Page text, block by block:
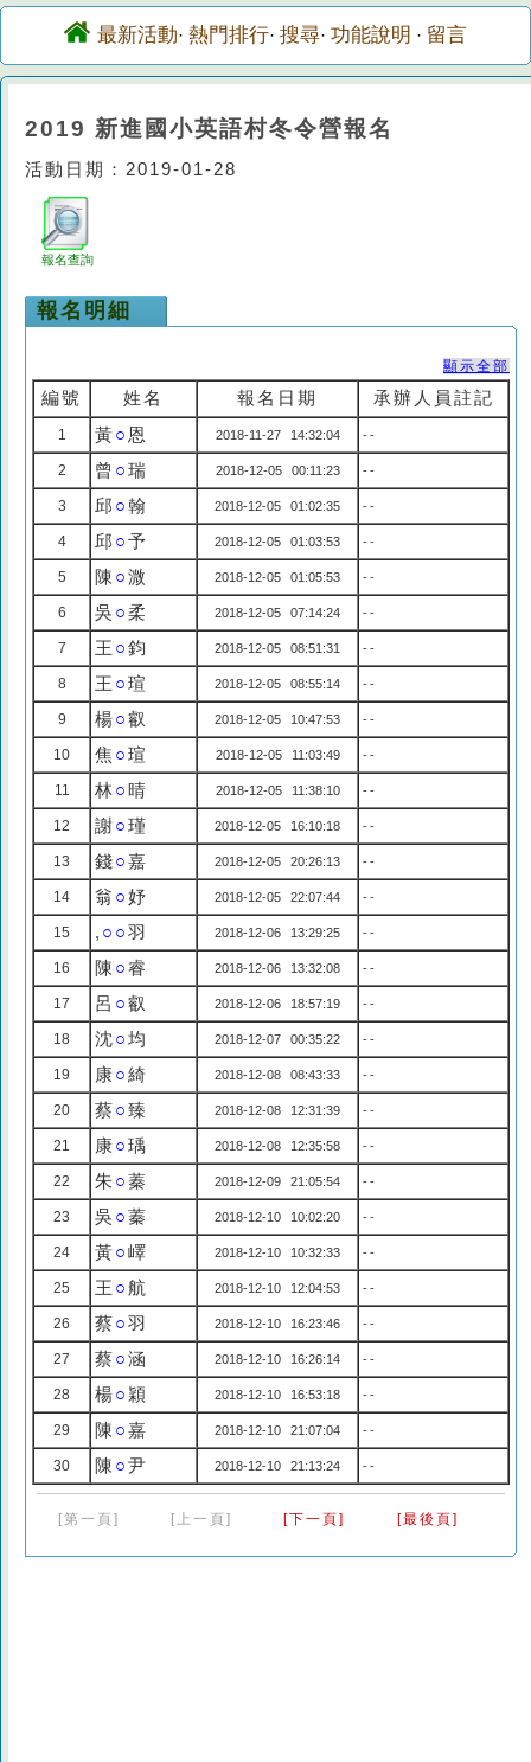
最新活動· 熱門排行· 搜尋· 功能說明 · 留言
2019 新進國小英語村冬令營報名
活動日期：2019-01-28
報名查詢
報名明細
顯示全部
編號 姓名 報名日期 承辦人員註記
1 黃○ 恩 2018-11-27 14:32:04 --
2 曾 ○瑞 2018-12-05 00:11:23 --
3 邱 ○翰 2018-12-05 01:02:35 --
4 邱 ○予 2018-12-05 01:03:53 --
5 陳 ○溦 2018-12-05 01:05:53 --
6 吳 ○柔 2018-12-05 07:14:24 --
7 王 ○鈞 2018-12-05 08:51:31 --
8 王 ○瑄 2018-12-05 08:55:14 --
9 楊○叡 2018-12-05 10:47:53 --
10 焦 ○瑄 2018-12-05 11:03:49 --
11 林○ 晴 2018-12-05 11:38:10 --
12 謝○瑾 2018-12-05 16:10:18 --
13 錢○嘉 2018-12-05 20:26:13 --
14 翁 ○妤 2018-12-05 22:07:44 --
15 , ○○羽 2018-12-06 13:29:25 --
16 陳 ○睿 2018-12-06 13:32:08 --
17 呂 ○叡 2018-12-06 18:57:19 --
18 沈○均 2018-12-07 00:35:22 --
19 康○綺 2018-12-08 08:43:33 --
20 蔡○臻 2018-12-08 12:31:39 --
21 康○瑀 2018-12-08 12:35:58 --
22 朱○蓁 2018-12-09 21:05:54 --
23 吳 ○蓁 2018-12-10 10:02:20 --
24 黃○嶧 2018-12-10 10:32:33 --
25 王 ○航 2018-12-10 12:04:53 --
26 蔡○羽 2018-12-10 16:23:46 --
27 蔡○涵 2018-12-10 16:26:14 --
28 楊○ 穎 2018-12-10 16:53:18 --
29 陳 ○嘉 2018-12-10 21:07:04 --
30 陳 ○尹 2018-12-10 21:13:24 --
[第一頁] [上一頁] [下一頁] [最後頁]